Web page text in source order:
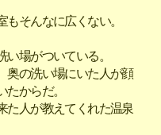
そんなに広くない。
場がついている。
奥の洗い場にいた人が顔
からだ。
た人が教えてくれた温泉